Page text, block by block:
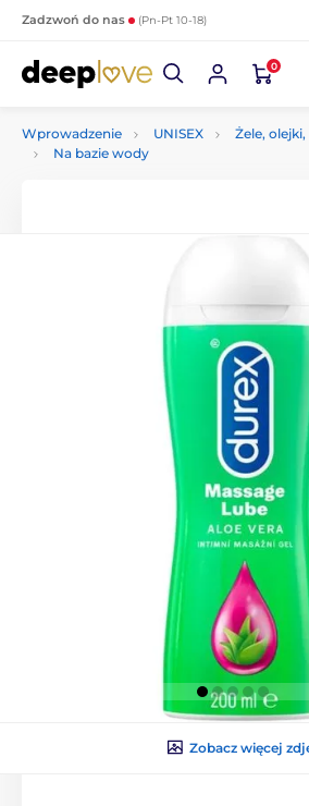
Zadzwoń do nas (Pn-Pt 10-18)
0
Wprowadzenie UNISEX
Żele,
Na bazie wody
Zobacz więcej